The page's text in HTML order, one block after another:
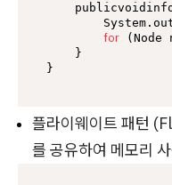
for
    }
플라이웨이트 패턴
를 공유하여 메모리